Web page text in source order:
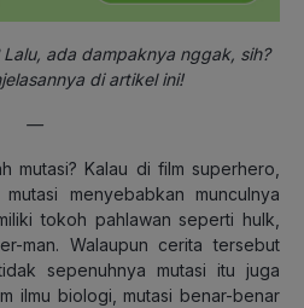
ada dampaknya nggak, sih?
di artikel ini!
—
mutasi? Kalau di film superhero,
menyebabkan munculnya
tokoh pahlawan seperti hulk,
man. Walaupun cerita tersebut
sepenuhnya mutasi itu juga
ilmu biologi, mutasi benar-benar